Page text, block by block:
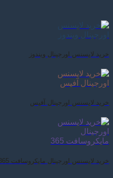
خرید لایسنس اورجینال ویندوز
خرید لایسنس اورجینال آفیس
خرید لایسنس اورجینال مایکروسافت 365